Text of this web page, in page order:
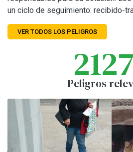
un ciclo de seguimiento: recibido-
VER TODOS LOS PELIGROS
Peligros